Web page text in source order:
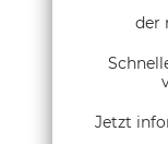
der
Jetzt